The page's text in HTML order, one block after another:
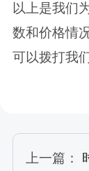
以上是我们
数和价格情
可以拨打我
上一篇：